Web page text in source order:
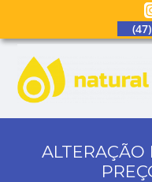
ALTERAÇÃO